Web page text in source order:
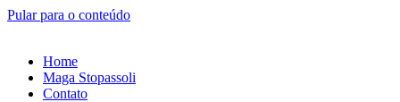
Pular para o conteúdo
Home
Maga Stopassoli
Contato